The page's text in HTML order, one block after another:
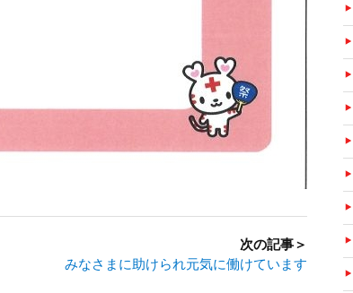
次の記事＞
みなさまに助けられ元気に働けています